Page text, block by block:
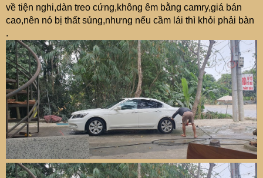
về tiện nghi,dàn treo cứng,không êm bằng camry,giá bán
cao,nên nó bị thất sủng,nhưng nếu cầm lái thì khỏi phải bàn
.